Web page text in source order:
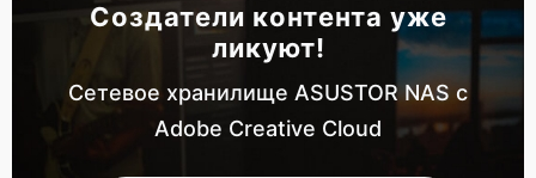
Создатели контента уже
ликуют!
Сетевое хранилище ASUSTOR NAS с
Adobe Creative Cloud